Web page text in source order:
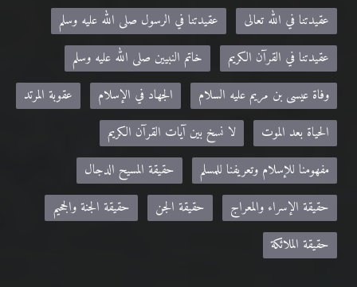
عقيدتنا في الله تعالى
عقيدتنا في الرسول صلى الله عليه وسلم
عقيدتنا في القرآن الكريم
خاتم النبيين صلى الله عليه وسلم
وفاة عيسى بن مريم عليه السلام
الجهاد في الإسلام
عقوبة المرتد
الحياة بعد الموت
لا نسخ بين آيات القرآن الكريم
مفهومنا للإسلام وتعريفنا للمسلم
حقيقة المسيح الدجال
حقيقة الإسراء والمعراج
حقيقة الجن
حقيقة الجنة والجحيم
حقيقة الملائكة